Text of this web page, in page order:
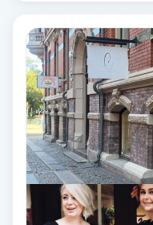
Friskvård
Friskvårdsmassage
Frisör
Funktionsanalys